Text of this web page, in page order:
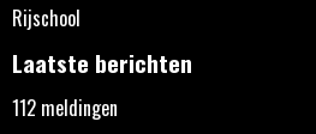
Rijschool
Laatste berichten
112 meldingen